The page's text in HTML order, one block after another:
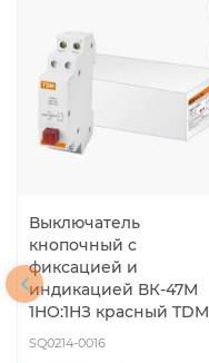
Выключатель
кнопочный c
фиксацией и
индикацией ВК-47M
1НО:1НЗ красный TDM
SQ0214-0016